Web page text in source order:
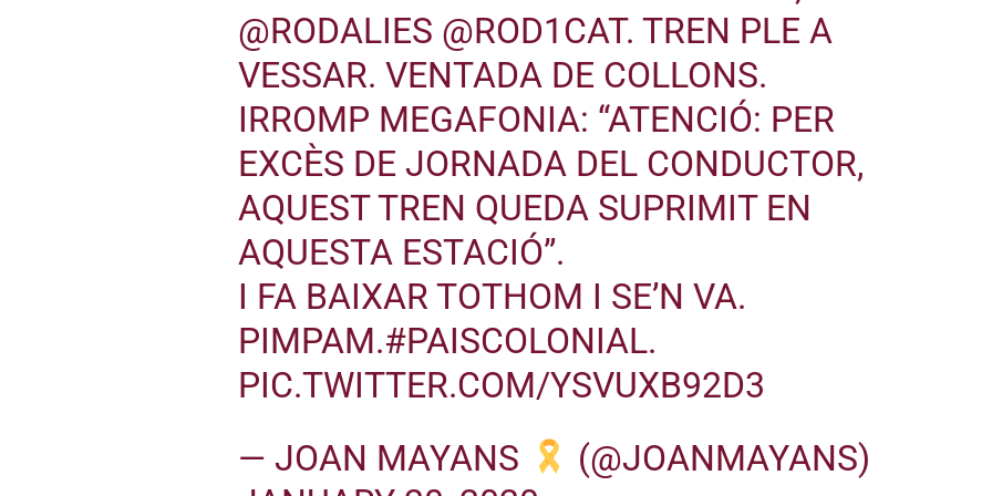
@RODALIES @ROD1CAT. TREN PLE A
VESSAR. VENTADA DE COLLONS.
IRROMP MEGAFONIA: “ATENCIÓ: PER
EXCÈS DE JORNADA DEL CONDUCTOR,
AQUEST TREN QUEDA SUPRIMIT EN
AQUESTA ESTACIÓ”.
I FA BAIXAR TOTHOM I SE’N VA.
PIMPAM.#PAISCOLONIAL.
PIC.TWITTER.COM/YSVUXB92D3
— JOAN MAYANS
(@JOANMAYANS)